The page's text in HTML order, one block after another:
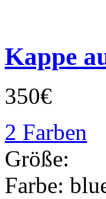
Kappe
350€
2 Farben
Größe:
Farbe: